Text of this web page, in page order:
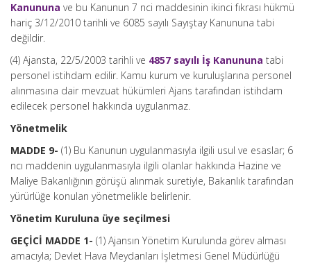
Kanununa ve bu Kanunun 7 nci maddesinin ikinci fıkrası hükmü
hariç 3/12/2010 tarihli ve 6085 sayılı Sayıştay Kanununa tabi
değildir.
(4) Ajansta, 22/5/2003 tarihli ve 4857 sayılı İş Kanununa tabi
personel istihdam edilir. Kamu kurum ve kuruluşlarına personel
alınmasına dair mevzuat hükümleri Ajans tarafından istihdam
edilecek personel hakkında uygulanmaz.
Yönetmelik
MADDE 9- (1) Bu Kanunun uygulanmasıyla ilgili usul ve esaslar; 6
ncı maddenin uygulanmasıyla ilgili olanlar hakkında Hazine ve
Maliye Bakanlığının görüşü alınmak suretiyle, Bakanlık tarafından
yürürlüğe konulan yönetmelikle belirlenir.
Yönetim Kuruluna üye seçilmesi
GEÇİCİ MADDE 1- (1) Ajansın Yönetim Kurulunda görev alması
amacıyla; Devlet Hava Meydanları İşletmesi Genel Müdürlüğü